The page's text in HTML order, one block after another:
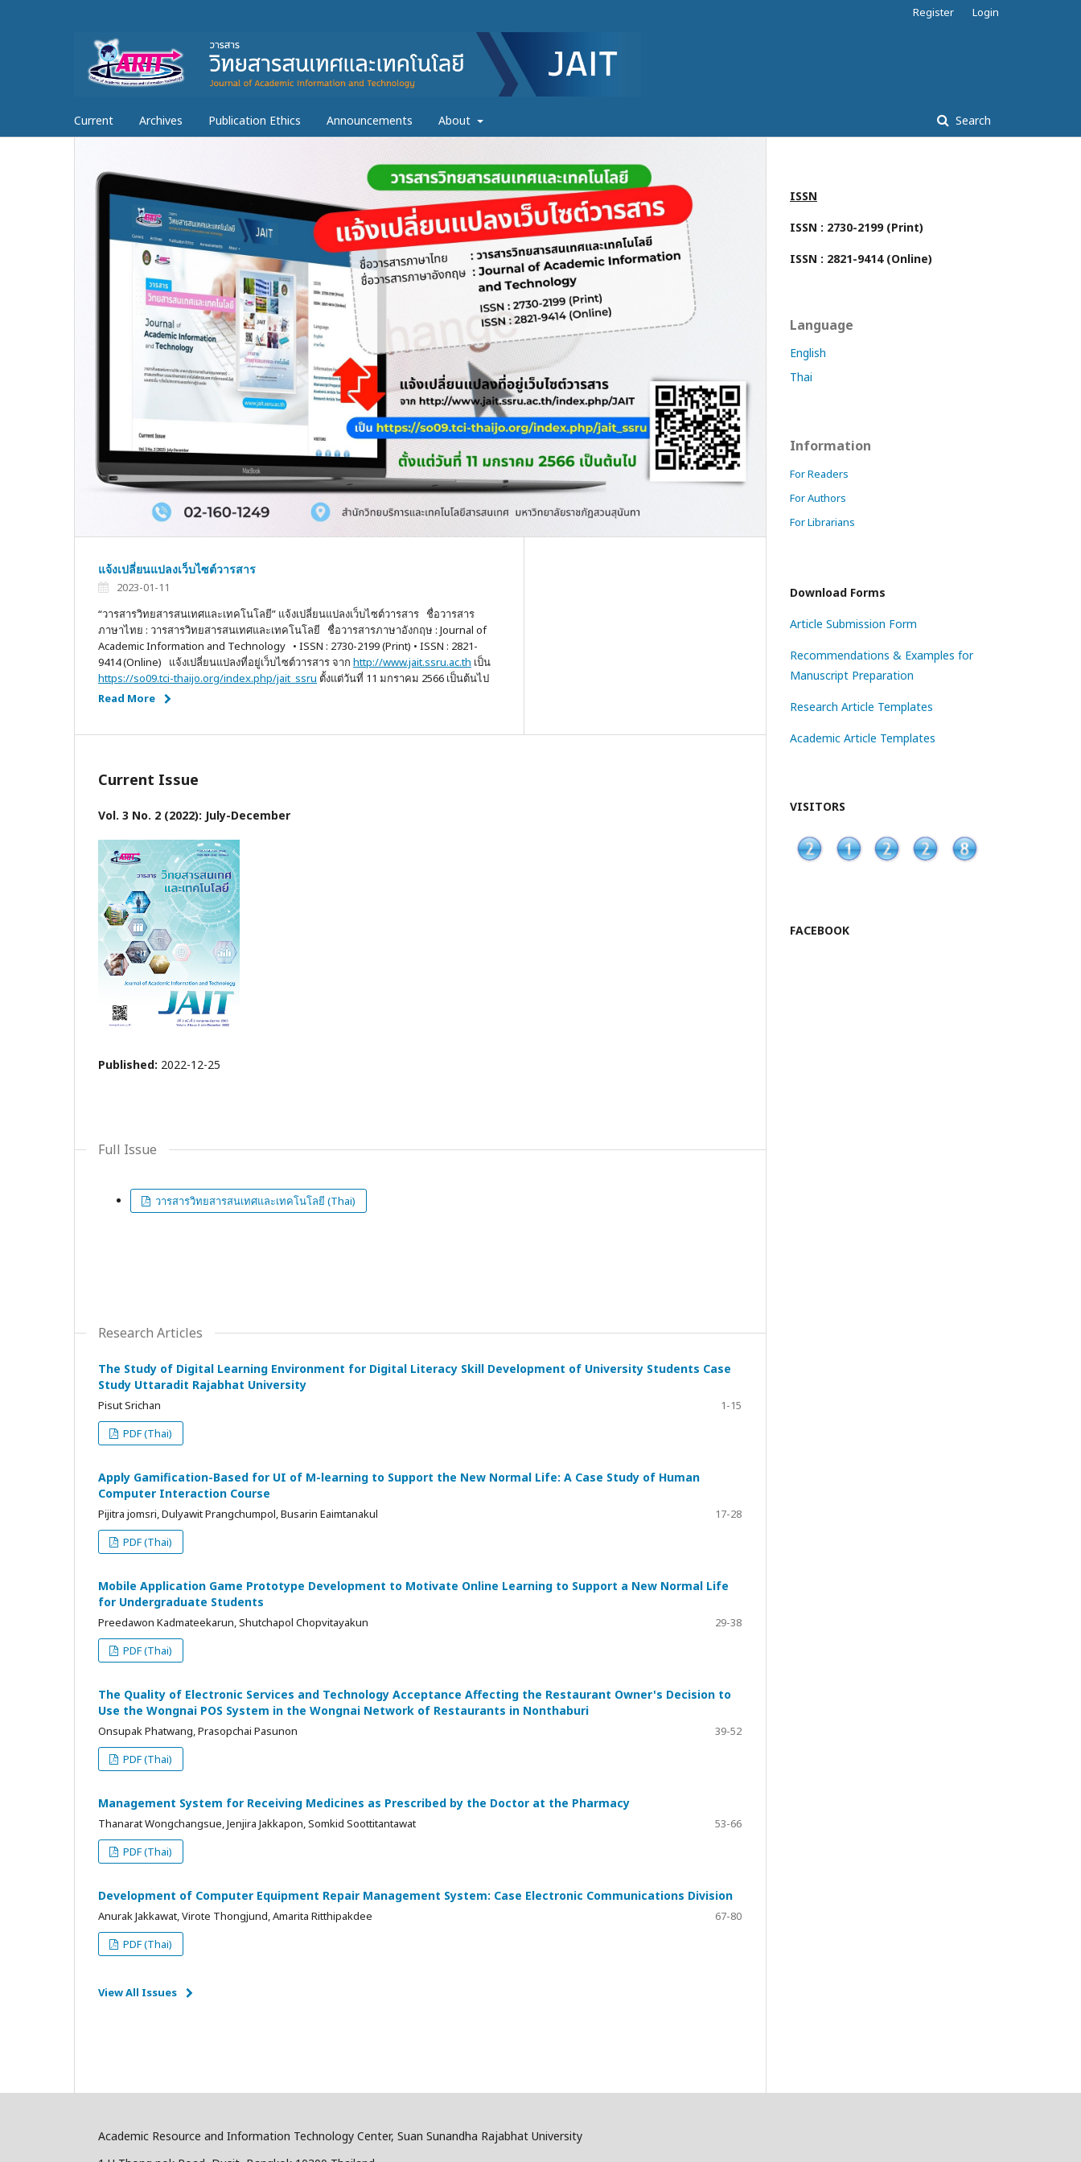
Current Archives Publication Ethics Announcements About Search
Register Login
แจ้งเปลี่ยนแปลงเว็บไซต์วารสาร
2023-01-11
“วารสารวิทยสารสนเทศและเทคโนโลยี” แจ้งเปลี่ยนแปลงเว็บไซต์วารสาร ชื่อวารสาร
ภาษาไทย : วารสารวิทยสารสนเทศและเทคโนโลยี ชื่อวารสารภาษาอังกฤษ : Journal of
Academic Information and Technology • ISSN : 2730-2199 (Print) • ISSN : 2821-
9414 (Online) แจ้งเปลี่ยนแปลงที่อยู่เว็บไซต์วารสาร จาก http://www.jait.ssru.ac.th เป็น
https://so09.tci-thaijo.org/index.php/jait_ssru ตั้งแต่วันที่ 11 มกราคม 2566 เป็นต้นไป
Read More
Current Issue
Vol. 3 No. 2 (2022): July-December
Published: 2022-12-25
Full Issue
วารสารวิทยสารสนเทศและเทคโนโลยี (Thai)
Research Articles
The Study of Digital Learning Environment for Digital Literacy Skill Development of University Students Case
Study Uttaradit Rajabhat University
Pisut Srichan
1-15
PDF (Thai)
Apply Gamification-Based for UI of M-learning to Support the New Normal Life: A Case Study of Human
Computer Interaction Course
Pijitra jomsri, Dulyawit Prangchumpol, Busarin Eaimtanakul
17-28
PDF (Thai)
Mobile Application Game Prototype Development to Motivate Online Learning to Support a New Normal Life
for Undergraduate Students
Preedawon Kadmateekarun, Shutchapol Chopvitayakun
29-38
PDF (Thai)
The Quality of Electronic Services and Technology Acceptance Affecting the Restaurant Owner's Decision to
Use the Wongnai POS System in the Wongnai Network of Restaurants in Nonthaburi
Onsupak Phatwang, Prasopchai Pasunon
39-52
PDF (Thai)
Management System for Receiving Medicines as Prescribed by the Doctor at the Pharmacy
Thanarat Wongchangsue, Jenjira Jakkapon, Somkid Soottitantawat
53-66
PDF (Thai)
Development of Computer Equipment Repair Management System: Case Electronic Communications Division
Anurak Jakkawat, Virote Thongjund, Amarita Ritthipakdee
67-80
PDF (Thai)
View All Issues
ISSN
ISSN : 2730-2199 (Print)
ISSN : 2821-9414 (Online)
Language
English
Thai
Information
For Readers
For Authors
For Librarians
Download Forms
Article Submission Form
Recommendations & Examples for
Manuscript Preparation
Research Article Templates
Academic Article Templates
VISITORS
FACEBOOK
Academic Resource and Information Technology Center, Suan Sunandha Rajabhat University